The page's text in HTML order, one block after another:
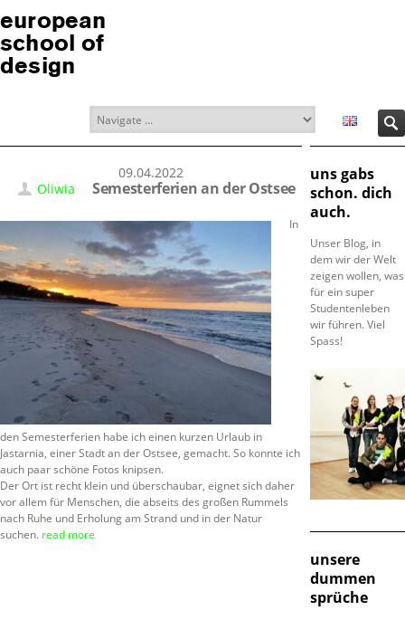
european
school of
design
09.04.2022
Oliwia
Semesterferien an der Ostsee
In
den Semesterferien habe ich einen kurzen Urlaub in
Jastarnia, einer Stadt an der Ostsee, gemacht. So konnte ich
auch paar schöne Fotos knipsen.
Der Ort ist recht klein und überschaubar, eignet sich daher
vor allem für Menschen, die abseits des großen Rummels
nach Ruhe und Erholung am Strand und in der Natur
suchen. read more
uns gabs
schon. dich
auch.
Unser Blog, in
dem wir der Welt
zeigen wollen, was
für ein super
Studentenleben
wir führen. Viel
Spass!
unsere
dummen
sprüche